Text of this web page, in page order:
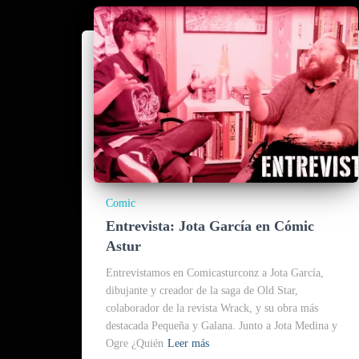
Comic
Entrevista: Jota García en Cómic
Astur
Entrevistamos en Comicasturconz a Jota García,
dibujante y creador de la saga de Old Star,
colaborador de la revista Wrack, y su obra más
destacada Pequeña y Galana. Junto a Jota Medina y
Ogre ¿Quién Leer más